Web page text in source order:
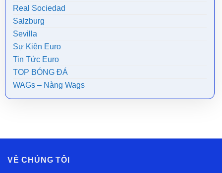
Real Sociedad
Salzburg
Sevilla
Sự Kiện Euro
Tin Tức Euro
TOP BÓNG ĐÁ
WAGs – Nàng Wags
VỀ CHÚNG TÔI